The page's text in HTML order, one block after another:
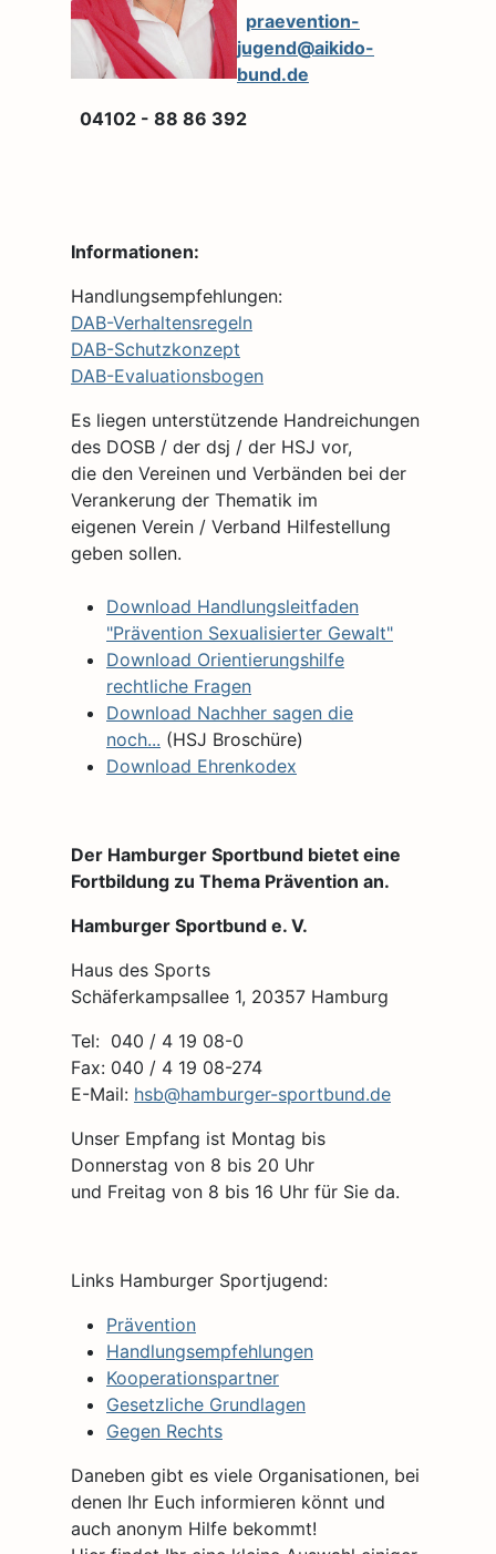
praevention-
jugend@aikido-
bund.de
04102 - 88 86 392
Informationen:
Handlungsempfehlungen:
DAB-Verhaltensregeln
DAB-Schutzkonzept
DAB-Evaluationsbogen
Es liegen unterstützende Handreichungen
des DOSB / der dsj / der HSJ vor,
die den Vereinen und Verbänden bei der
Verankerung der Thematik im
eigenen Verein / Verband Hilfestellung
geben sollen.
Download Handlungsleitfaden
"Prävention Sexualisierter Gewalt"
Download Orientierungshilfe
rechtliche Fragen
Download Nachher sagen die
noch... (HSJ Broschüre)
Download Ehrenkodex
Der Hamburger Sportbund bietet eine
Fortbildung zu Thema Prävention an.
Hamburger Sportbund e. V.
Haus des Sports
Schäferkampsallee 1, 20357 Hamburg
Tel: 040 / 4 19 08-0
Fax: 040 / 4 19 08-274
E-Mail: hsb@hamburger-sportbund.de
Unser Empfang ist Montag bis
Donnerstag von 8 bis 20 Uhr
und Freitag von 8 bis 16 Uhr für Sie da.
Links Hamburger Sportjugend:
Prävention
Handlungsempfehlungen
Kooperationspartner
Gesetzliche Grundlagen
Gegen Rechts
Daneben gibt es viele Organisationen, bei
denen Ihr Euch informieren könnt und
auch anonym Hilfe bekommt!